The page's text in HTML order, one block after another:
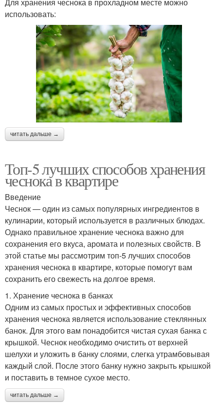
Для хранения чеснока в прохладном месте можно
использовать:
читать дальше →
Топ-5 лучших способов хранения
чеснока в квартире
Введение
Чеснок — один из самых популярных ингредиентов в
кулинарии, который используется в различных блюдах.
Однако правильное хранение чеснока важно для
сохранения его вкуса, аромата и полезных свойств. В
этой статье мы рассмотрим топ-5 лучших способов
хранения чеснока в квартире, которые помогут вам
сохранить его свежесть на долгое время.
1. Хранение чеснока в банках
Одним из самых простых и эффективных способов
хранения чеснока является использование стеклянных
банок. Для этого вам понадобится чистая сухая банка с
крышкой. Чеснок необходимо очистить от верхней
шелухи и уложить в банку слоями, слегка утрамбовывая
каждый слой. После этого банку нужно закрыть крышкой
и поставить в темное сухое место.
читать дальше →